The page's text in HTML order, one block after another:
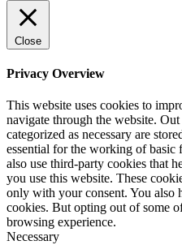
Close
Privacy Overview
This website uses cookies to
navigate through the website.
categorized as necessary are
essential for the working of basic
also use third-party cookies that
you use this website. These
only with your consent. You also
cookies. But opting out of some
browsing experience.
Necessary